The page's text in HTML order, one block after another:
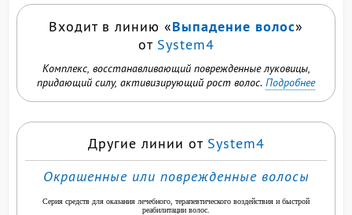
Входит в линию «Выпадение волос»
от System4
Комплекс, восстанавливающий поврежденные луковицы,
придающий силу, активизирующий рост волос. Подробнее
Другие линии от System4
Окрашенные или поврежденные волосы
Серия средств для оказания лечебного, терапевтического воздействия и быстрой
реабилитации волос.